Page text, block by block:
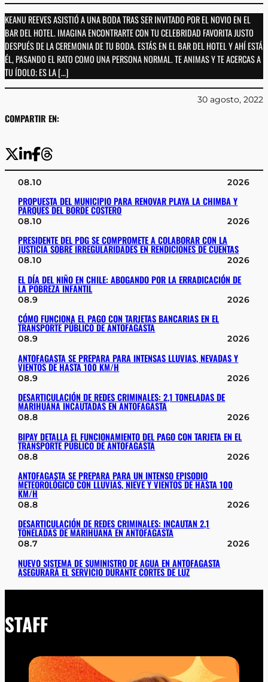
KEANU REEVES ASISTIÓ A UNA BODA TRAS SER INVITADO POR EL NOVIO EN EL
BAR DEL HOTEL. IMAGINA ENCONTRARTE CON TU CELEBRIDAD FAVORITA JUSTO
DESPUÉS DE LA CEREMONIA DE TU BODA. ESTÁS EN EL BAR DEL HOTEL Y AHÍ ESTÁ
ÉL, PASANDO EL RATO COMO UNA PERSONA NORMAL. TE ANIMAS Y TE ACERCAS A
TU ÍDOLO; ES LA […]
COMPARTIR EN:
30 agosto, 2022
08.10 2026
PROPUESTA DEL MUNICIPIO PARA RENOVAR PLAYA LA CHIMBA Y
PARQUES DEL BORDE COSTERO
08.10 2026
PRESIDENTE DEL PDG SE COMPROMETE A COLABORAR CON LA
JUSTICIA SOBRE IRREGULARIDADES EN RENDICIONES DE CUENTAS
08.10 2026
EL DÍA DEL NIÑO EN CHILE: ABOGANDO POR LA ERRADICACIÓN DE
LA POBREZA INFANTIL
08.9 2026
CÓMO FUNCIONA EL PAGO CON TARJETAS BANCARIAS EN EL
TRANSPORTE PÚBLICO DE ANTOFAGASTA
08.9 2026
ANTOFAGASTA SE PREPARA PARA INTENSAS LLUVIAS, NEVADAS Y
VIENTOS DE HASTA 100 KM/H
08.9 2026
DESARTICULACIÓN DE REDES CRIMINALES: 2,1 TONELADAS DE
MARIHUANA INCAUTADAS EN ANTOFAGASTA
08.8 2026
BIPAY DETALLA EL FUNCIONAMIENTO DEL PAGO CON TARJETA EN EL
TRANSPORTE PÚBLICO DE ANTOFAGASTA
08.8 2026
ANTOFAGASTA SE PREPARA PARA UN INTENSO EPISODIO
METEOROLÓGICO CON LLUVIAS, NIEVE Y VIENTOS DE HASTA 100
KM/H
08.8 2026
DESARTICULACIÓN DE REDES CRIMINALES: INCAUTAN 2,1
TONELADAS DE MARIHUANA EN ANTOFAGASTA
08.7 2026
NUEVO SISTEMA DE SUMINISTRO DE AGUA EN ANTOFAGASTA
ASEGURARÁ EL SERVICIO DURANTE CORTES DE LUZ
STAFF